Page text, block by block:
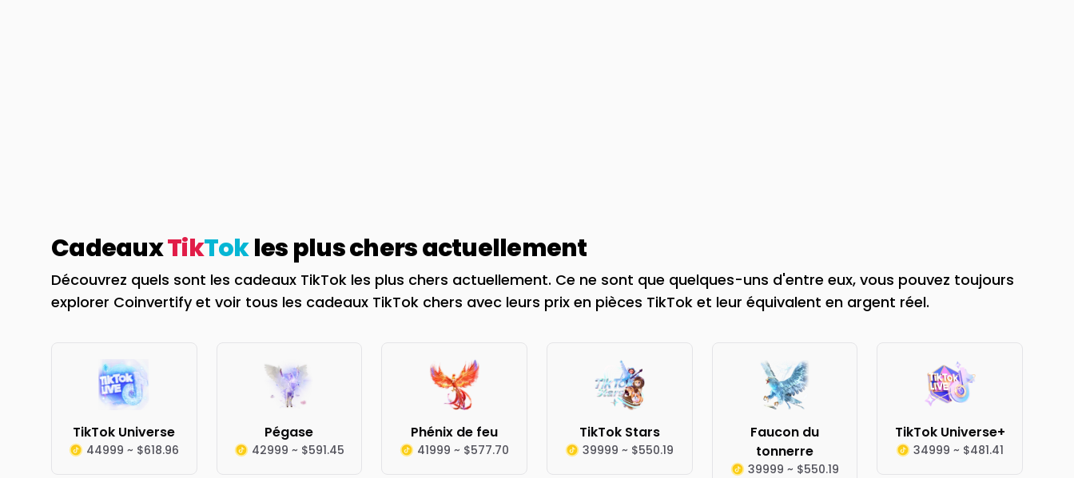
CadeauxTikTokles plus chers actuellement
Découvrez quels sont les cadeaux TikTok les plus chers actuellement. Ce ne sont que quelques-uns d'entre eux, vous pouvez toujours
explorer Coinvertify et voir tous les cadeaux TikTok chers avec leurs prix en pièces TikTok et leur équivalent en argent réel.
TikTok Universe
44999 ~ $618.96
Pégase
42999 ~ $591.45
Phénix de feu
41999 ~ $577.70
TikTok Stars
39999 ~ $550.19
Faucon du
tonnerre
39999 ~ $550.19
TikTok Universe+
34999 ~ $481.41